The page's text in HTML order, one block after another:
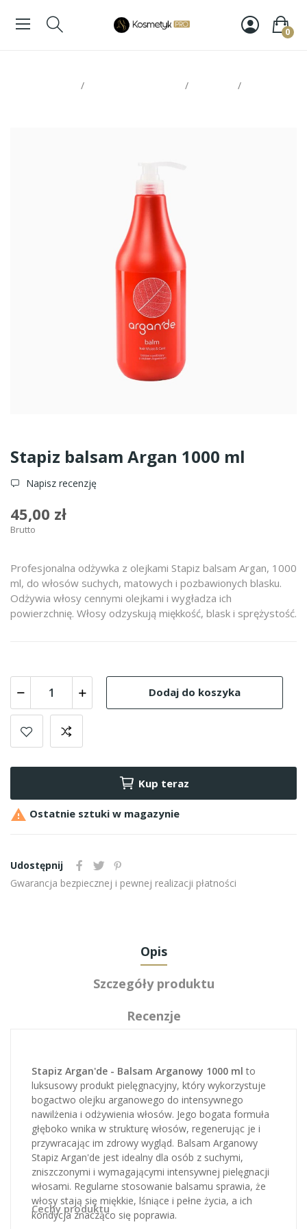
0
Stapiz balsam Argan 1000 ml
Napisz recenzję
45,00 zł
Brutto
Profesjonalna odżywka z olejkami Stapiz balsam Argan, 1000
ml, do włosów suchych, matowych i pozbawionych blasku.
Odżywia włosy cennymi olejkami i wygładza ich
powierzchnię. Włosy odzyskują miękkość, blask i sprężystość.
Dodaj do koszyka
Kup teraz
 Ostatnie sztuki w magazynie
Udostępnij
Gwarancja bezpiecznej i pewnej realizacji płatności
Opis
Szczegóły produktu
Recenzje
Stapiz Argan'de - Balsam Arganowy 1000 ml to
luksusowy produkt pielęgnacyjny, który wykorzystuje
bogactwo olejku arganowego do intensywnego
nawilżenia i odżywienia włosów. Jego bogata formuła
głęboko wnika w strukturę włosów, regenerując je i
przywracając im zdrowy wygląd. Balsam Arganowy
Stapiz Argan'de jest idealny dla osób z suchymi,
zniszczonymi i wymagającymi intensywnej pielęgnacji
włosami. Regularne stosowanie balsamu sprawia, że
włosy stają się miękkie, lśniące i pełne życia, a ich
kondycja znacząco się poprawia.
Cechy produktu